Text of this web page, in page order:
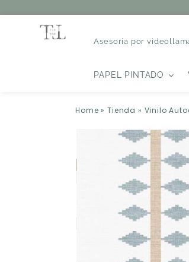
Asesoría por
PAPEL PINTADO
Home »Tienda » Vinilo